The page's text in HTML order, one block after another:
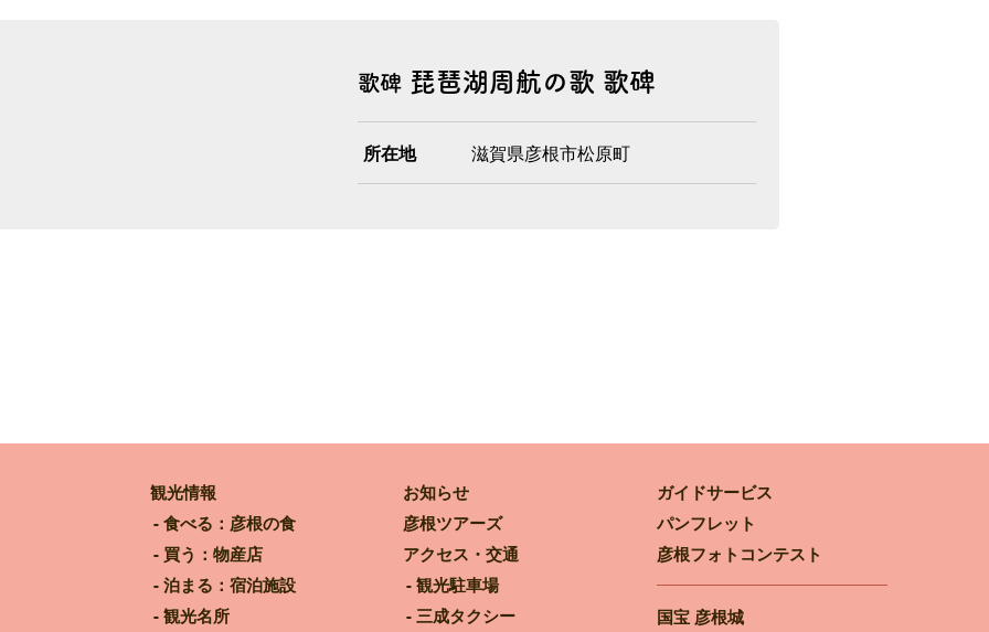
歌碑 琵琶湖周航の歌 歌碑
所在地 滋賀県彦根市松原町
観光情報
食べる：彦根の食
買う：物産店
泊まる：宿泊施設
観光名所
お知らせ
彦根ツアーズ
アクセス・交通
観光駐車場
三成タクシー
ガイドサービス
パンフレット
彦根フォトコンテスト
国宝 彦根城